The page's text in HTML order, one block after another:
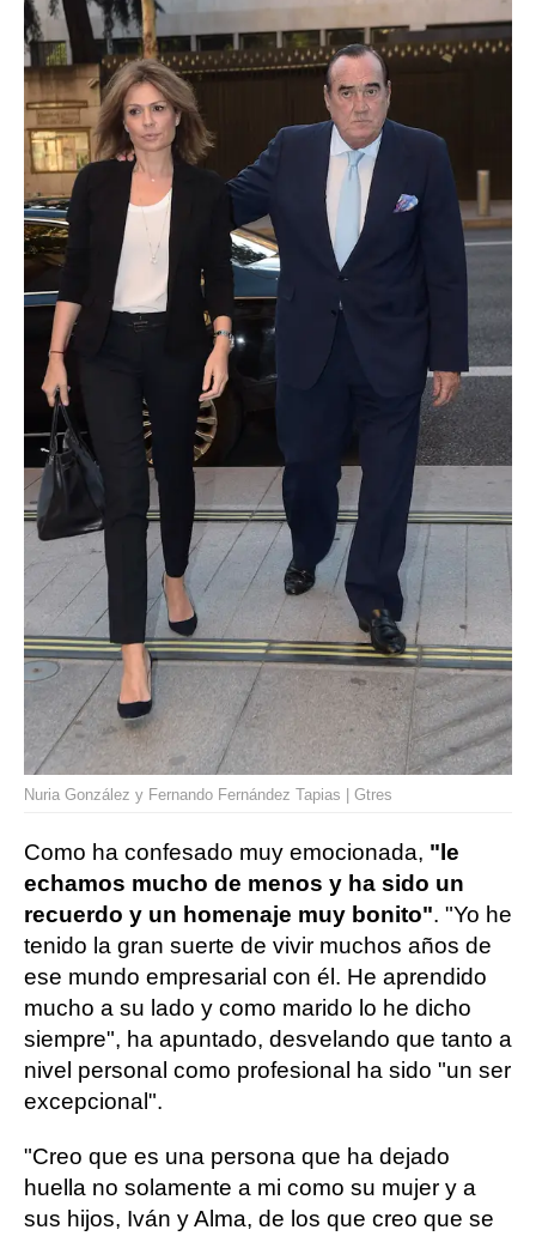
Nuria González y Fernando Fernández Tapias | Gtres
Como ha confesado muy emocionada, "le
echamos mucho de menos y ha sido un
recuerdo y un homenaje muy bonito". "Yo he
tenido la gran suerte de vivir muchos años de
ese mundo empresarial con él. He aprendido
mucho a su lado y como marido lo he dicho
siempre", ha apuntado, desvelando que tanto a
nivel personal como profesional ha sido "un ser
excepcional".
"Creo que es una persona que ha dejado
huella no solamente a mi como su mujer y a
sus hijos, Iván y Alma, de los que creo que se